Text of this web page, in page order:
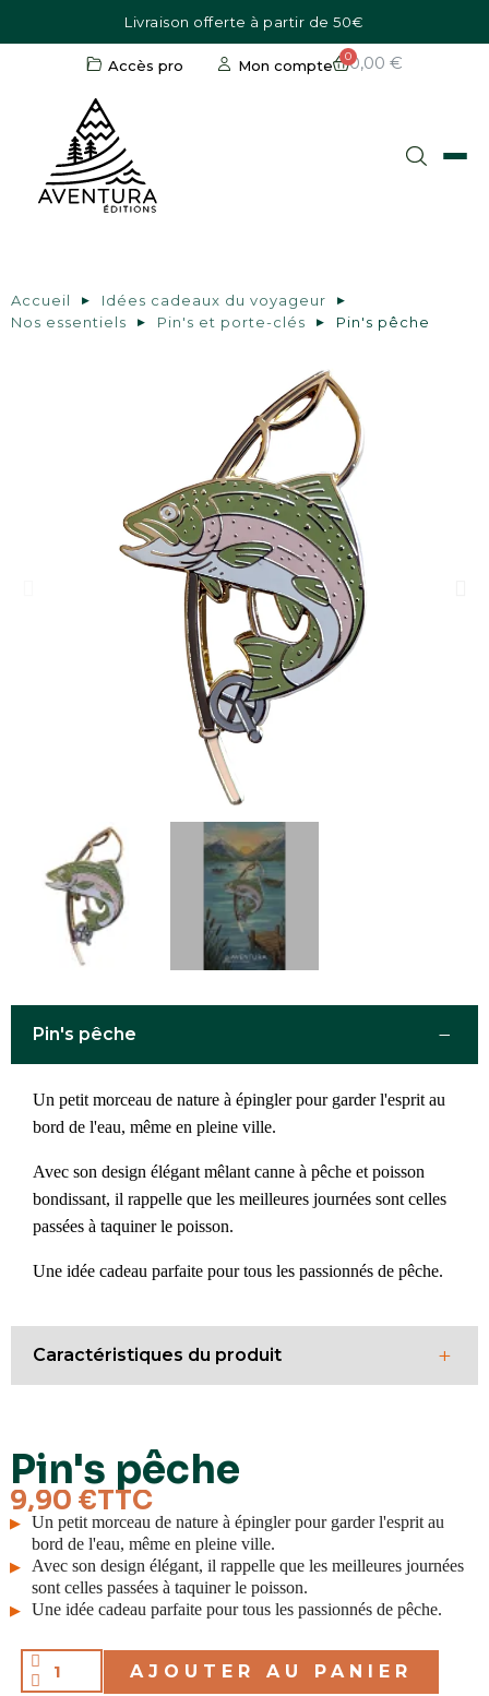
Livraison offerte à partir de 50€
Accès pro Mon compte 0,00 €
Accueil
Idées cadeaux du voyageur
Nos essentiels
Pin's et porte-clés Pin's pêche
Pin's pêche −
Un petit morceau de nature à épingler pour garder l'esprit au
bord de l'eau, même en pleine ville.
Avec son design élégant mêlant canne à pêche et poisson
bondissant, il rappelle que les meilleures journées sont celles
passées à taquiner le poisson.
Une idée cadeau parfaite pour tous les passionnés de pêche.
Caractéristiques du produit +
Matériaux Métal en plaqué or
Fabrication Fabriqué en Europe
Pin's pêche
9,90 €TTC
Un petit morceau de nature à épingler pour garder l'esprit au
bord de l'eau, même en pleine ville.
Avec son design élégant, il rappelle que les meilleures journées
sont celles passées à taquiner le poisson.
Une idée cadeau parfaite pour tous les passionnés de pêche.
AJOUTER AU PANIER